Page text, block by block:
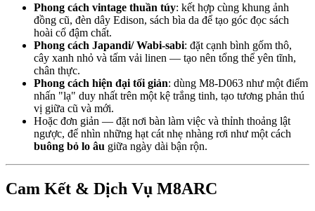
Phong cách vintage thuần túy: kết hợp cùng khung ảnh
đồng cũ, đèn dây Edison, sách bìa da để tạo góc đọc sách
hoài cổ đậm chất.
Phong cách Japandi/ Wabi-sabi: đặt cạnh bình gốm thô,
cây xanh nhỏ và tấm vải linen — tạo nên tổng thể yên tĩnh,
chân thực.
Phong cách hiện đại tối giản: dùng M8-D063 như một điểm
nhấn "lạ" duy nhất trên một kệ trắng tinh, tạo tương phản thú
vị giữa cũ và mới.
Hoặc đơn giản — đặt nơi bàn làm việc và thỉnh thoảng lật
ngược, để nhìn những hạt cát nhẹ nhàng rơi như một cách
buông bỏ lo âu giữa ngày dài bận rộn.
Cam Kết & Dịch Vụ M8ARC